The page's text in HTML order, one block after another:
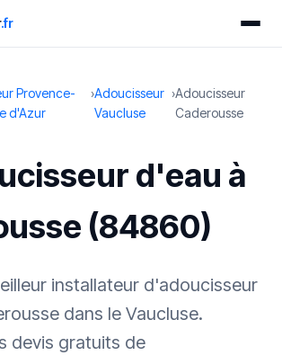
.fr
Provence-
d'Azur
›Adoucisseur
Vaucluse
›Adoucisseur
Caderousse
d'eau à
(84860)
installateur d'adoucisseur
dans le Vaucluse.
devis gratuits de